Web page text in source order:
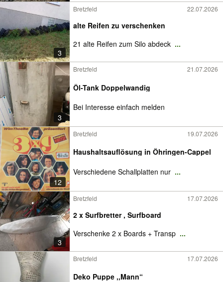
3
Bretzfeld 22.07.2026
alte Reifen zu verschenken
21 alte Reifen zum Silo abdeck ...
3
Bretzfeld 21.07.2026
Öl-Tank Doppelwandig
Bei Interesse einfach melden
12
Bretzfeld 19.07.2026
Haushaltsauflösung in Öhringen-Cappel
Verschiedene Schallplatten nur ...
3
Bretzfeld 17.07.2026
2 x Surfbretter , Surfboard
Verschenke 2 x Boards + Transp ...
Bretzfeld 17.07.2026
Deko Puppe ,,Mann“